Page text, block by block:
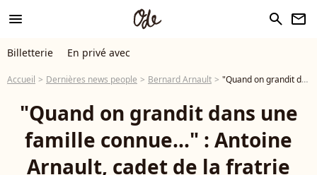
menu search newsletter
Billetterie En privé avec
Accueil Dernières news people Bernard Arnault "Quand on grandit dans une famille connue..." : Antoine Arnault, cadet de la fratrie de 5, livre un constat qui peut surprendre
"Quand on grandit dans une
famille connue..." : Antoine
Arnault, cadet de la fratrie